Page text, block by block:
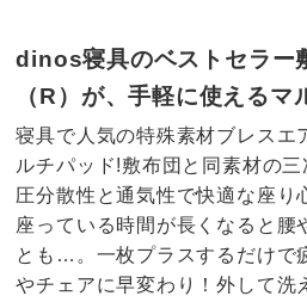
dinos寝具のベストセラー
（R）が、手軽に使えるマ
寝具で人気の特殊素材ブレスエ
ルチパッド!敷布団と同素材の
圧分散性と通気性で快適な座り
座っている時間が長くなると腰
とも…。一枚プラスするだけで
やチェアに早変わり！外して洗